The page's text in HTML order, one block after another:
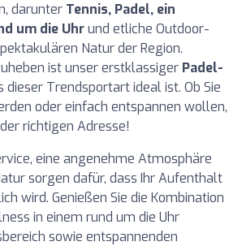
darunter Tennis, Padel, ein
um die Uhrund etliche Outdoor-
Natur der Region.
ist unser erstklassiger Padel-
dieser Trendsportart ideal ist. Ob Sie
oder einfach entspannen wollen,
richtigen Adresse!
eine angenehme Atmosphäre
sorgen dafür, dass Ihr Aufenthalt
wird. Genießen Sie die Kombination
in einem rund um die Uhr
sowie entspannenden